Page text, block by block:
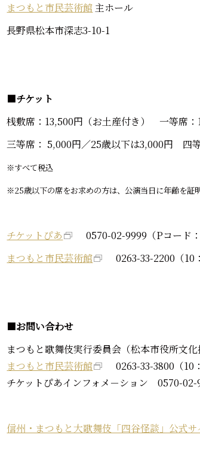
まつもと市民芸術館 主ホール
長野県松本市深志3-10-1
■チケット
桟敷席：13,500円（お土産付き） 一等席
三等席： 5,000円／25歳以下は3,000円 四
※すべて税込
※25歳以下の席をお求めの方は、公演当日に年齢を証
チケットぴあ
0570-02-9999（Pコード：
まつもと市民芸術館
0263-33-2200（
■お問い合わせ
まつもと歌舞伎実行委員会（松本市役所文
まつもと市民芸術館
0263-33-3800（10
チケットぴあインフォメ－ション 0570-02-
信州・まつもと大歌舞伎「四谷怪談」公式サ